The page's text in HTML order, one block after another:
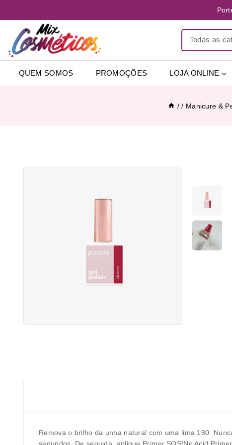
QUEM SOMOS PROMOÇÕES LOJA ONLINE
/ / Manicure &
Remova o brilho da unha natural com uma lima 180.